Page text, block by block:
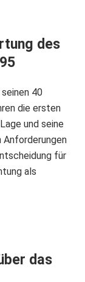
des
40
die ersten
und seine
Anforderungen
für
als
das